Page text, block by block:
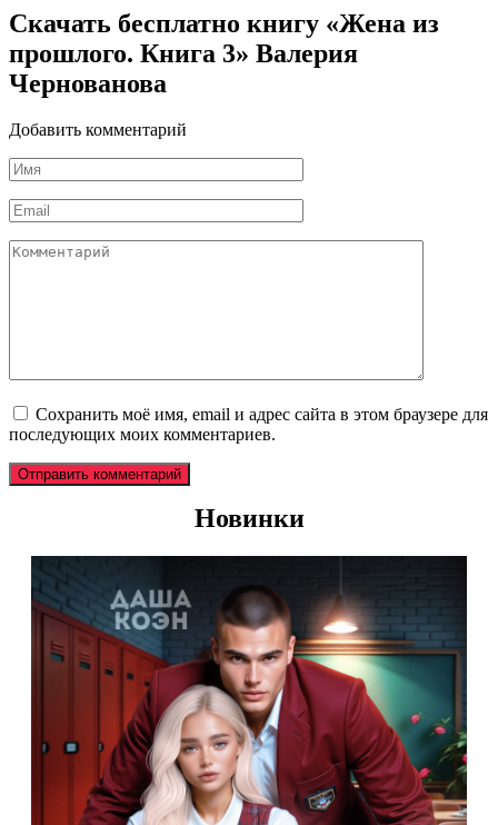
Скачать бесплатно книгу «Жена из
прошлого. Книга 3» Валерия
Чернованова
Добавить комментарий
Имя
*
Email
*
Комментарий
Сохранить моё имя, email и адрес сайта в этом браузере для
последующих моих комментариев.
Новинки